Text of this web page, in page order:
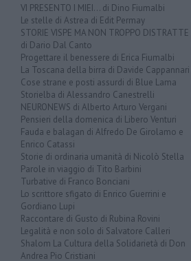
VI PRESENTO I MIEI... di Dino Fiumalbi
Le stelle di Astrea di Edit Permay
STORIE VISPE MA NON TROPPO DISTRATTE
di Dario Dal Canto
Progettare il benessere di Erica Fiumalbi
La Toscana della birra di Davide Cappannari
Cose strane e posti assurdi di Blue Lama
Storielba di Alessandro Canestrelli
NEURONEWS di Alberto Arturo Vergani
Pensieri della domenica di Libero Venturi
Fauda e balagan di Alfredo De Girolamo e
Enrico Catassi
Storie di ordinaria umanità di Nicolò Stella
Parole in viaggio di Tito Barbini
Turbative di Franco Bonciani
Lo scrittore sfigato di Enrico Guerrini e
Gordiano Lupi
Raccontare di Gusto di Rubina Rovini
Legalità e non solo di Salvatore Calleri
Shalom La Cultura della Solidarietà di Don
Andrea Pio Cristiani